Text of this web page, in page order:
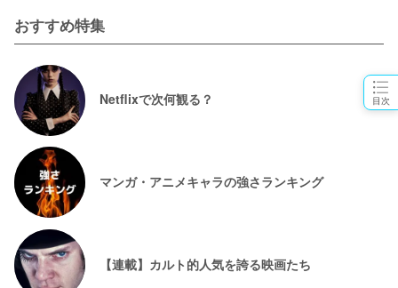
目次
おすすめ特集
Netflixで次何観る？
マンガ・アニメキャラの強さランキング
【連載】カルト的人気を誇る映画たち